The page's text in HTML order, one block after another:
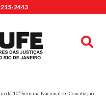
2443
da 10ª Semana Nacional de Conciliação